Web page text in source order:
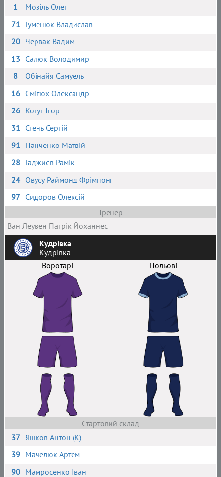
1
Мозіль Олег
71 Гуменюк Владислав
20 Червак Вадим
13 Салюк Володимир
8
Обінайя Самуель
16 Смітюх Олександр
26 Когут Ігор
31 Стень Сергій
91 Панченко Матвій
28 Гаджиєв Рамік
24 Овусу Раймонд Фрімпонг
97 Сидоров Олексій
Тренер
Ван Леувен Патрік Йоханнес
Кудрівка
Кудрівка
Воротарі
Польові
Стартовий склад
37 Яшков Антон (К)
39 Мачелюк Артем
90 Мамросенко Іван